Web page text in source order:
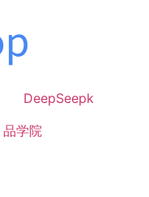
DeepSeepk
品学院